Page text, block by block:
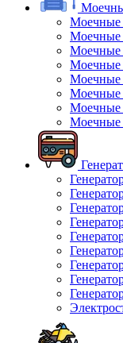
Моечные
Моечные
Моечные
Моечные